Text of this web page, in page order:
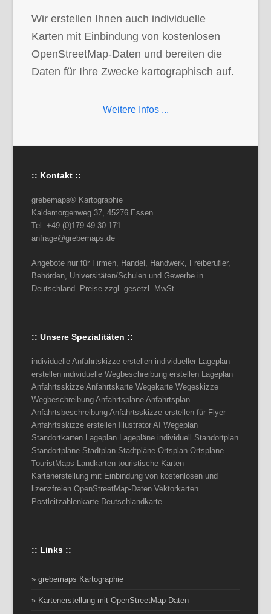
Wir erstellen Ihnen auch individuelle
Karten mit Einbindung von kostenlosen
OpenStreetMap-Daten und bereiten die
Daten für Ihre Zwecke kartographisch auf.
Weitere Infos ...
:: Kontakt ::
grebemaps® Kartographie
Kaldemorgenweg 37, 45276 Essen
Tel. +49 (0)179 49 30 171
anfrage@grebemaps.de
Angebote nur für Firmen, Handel, Handwerk, Freiberufler,
Behörden, Universitäten/Schulen und Gewerbe in
Deutschland. Preise zzgl. gesetzl. MwSt.
:: Unsere Spezialitäten ::
individuelle Anfahrtskizze erstellen individueller Lageplan
erstellen individuelle Wegbeschreibung erstellen Lageplan
Anfahrtsskizze Anfahrtskarte Wegekarte Wegeskizze
Wegbeschreibung Anfahrtspläne Anfahrtsplan
Anfahrtsbeschreibung Anfahrtsskizze erstellen für Flyer
Anfahrtsskizze erstellen Illustrator AI Wegeplan
Standortkarten Lageplan Lagepläne individuell Standortplan
Standortpläne Stadtplan Stadtpläne Ortsplan Ortspläne
TouristMaps Landkarten touristische Karten –
Kartenerstellung mit Einbindung von kostenlosen und
lizenzfreien OpenStreetMap-Daten Vektorkarten
Postleitzahlenkarte Deutschlandkarte
:: Links ::
» grebemaps Kartographie
» Kartenerstellung mit OpenStreetMap-Daten